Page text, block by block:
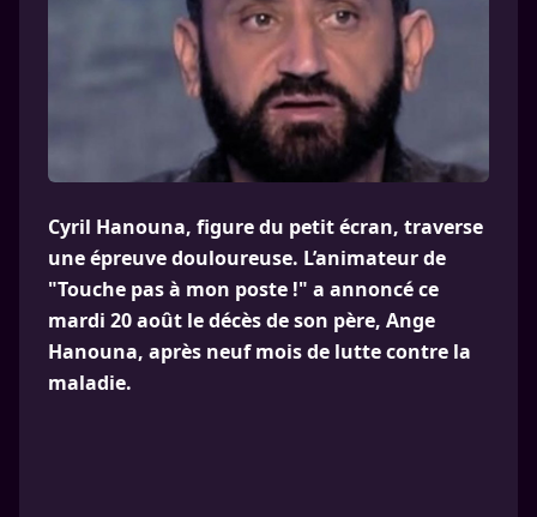
Cyril Hanouna, figure du petit écran, traverse
une épreuve douloureuse. L’animateur de
"Touche pas à mon poste !" a annoncé ce
mardi 20 août le décès de son père, Ange
Hanouna, après neuf mois de lutte contre la
maladie.